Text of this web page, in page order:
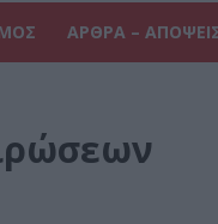
ΑΡΘΡΑ –